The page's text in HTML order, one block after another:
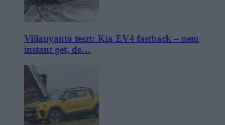
Villanyautó teszt: Kia EV4 fastback – nem
instant get, de…